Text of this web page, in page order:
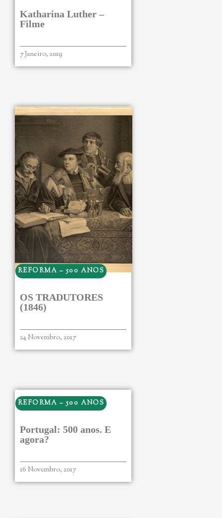
Katharina Luther –
Filme
7 Janeiro, 2019
REFORMA – 500 ANOS
OS TRADUTORES
(1846)
24 Novembro, 2017
REFORMA – 500 ANOS
Portugal: 500 anos. E
agora?
16 Novembro, 2017